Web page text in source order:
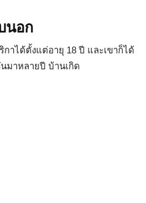
นอก
กาได้ตั้งแต่อายุ 18 ปี และเขาก็ได้
มาหลายปี บ้านเกิด